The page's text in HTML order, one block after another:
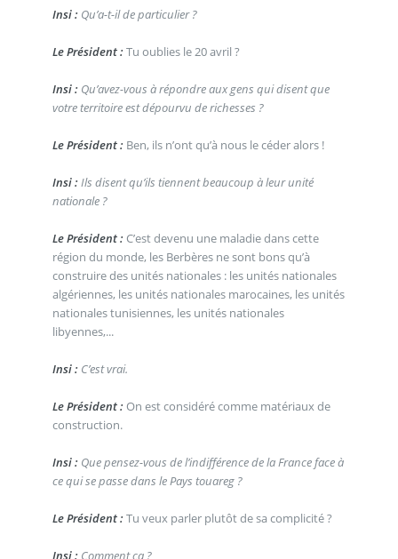
Insi : Qu’a-t-il de particulier ?
Le Président : Tu oublies le 20 avril ?
Insi : Qu’avez-vous à répondre aux gens qui disent que
votre territoire est dépourvu de richesses ?
Le Président : Ben, ils n’ont qu’à nous le céder alors !
Insi : Ils disent qu’ils tiennent beaucoup à leur unité
nationale ?
Le Président : C’est devenu une maladie dans cette
région du monde, les Berbères ne sont bons qu’à
construire des unités nationales : les unités nationales
algériennes, les unités nationales marocaines, les unités
nationales tunisiennes, les unités nationales
libyennes,...
Insi : C’est vrai.
Le Président : On est considéré comme matériaux de
construction.
Insi : Que pensez-vous de l’indifférence de la France face à
ce qui se passe dans le Pays touareg ?
Le Président : Tu veux parler plutôt de sa complicité ?
Insi : Comment ça ?